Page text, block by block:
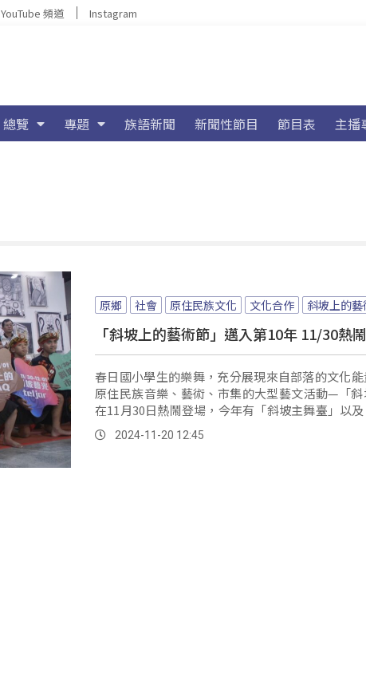
YouTube 頻道 Instagram
總覽 專題 族語新聞 新聞性節目 節目表 主播
原鄉 社會 原住民族文化 文化合作 斜坡上的藝
「斜坡上的藝術節」邁入第10年 11/30熱
春日國小學生的樂舞，充分展現來自部落的文化
原住民族音樂、藝術、市集的大型藝文活動—「
在11月30日熱鬧登場，今年有「斜坡主舞臺」以
舞臺，無論流行歌手或在地音樂人都有盡情發揮。
2024-11-20 12:45